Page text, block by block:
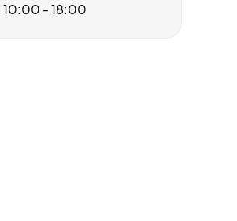
10:00 - 18:00